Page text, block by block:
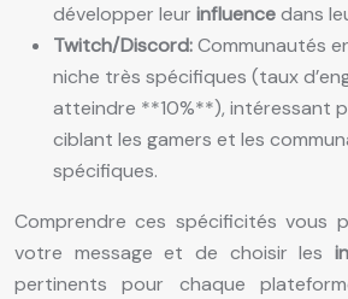
développer leur influencedans
Twitch/Discord:Communautés
niche très spécifiques (taux
atteindre **10%**), intéressant
ciblant les gamers et les
spécifiques.
Comprendre ces spécificités vous
votre message et de choisir les
pertinents pour chaque